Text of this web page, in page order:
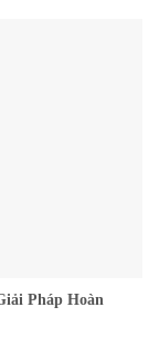
Pháp Hoàn